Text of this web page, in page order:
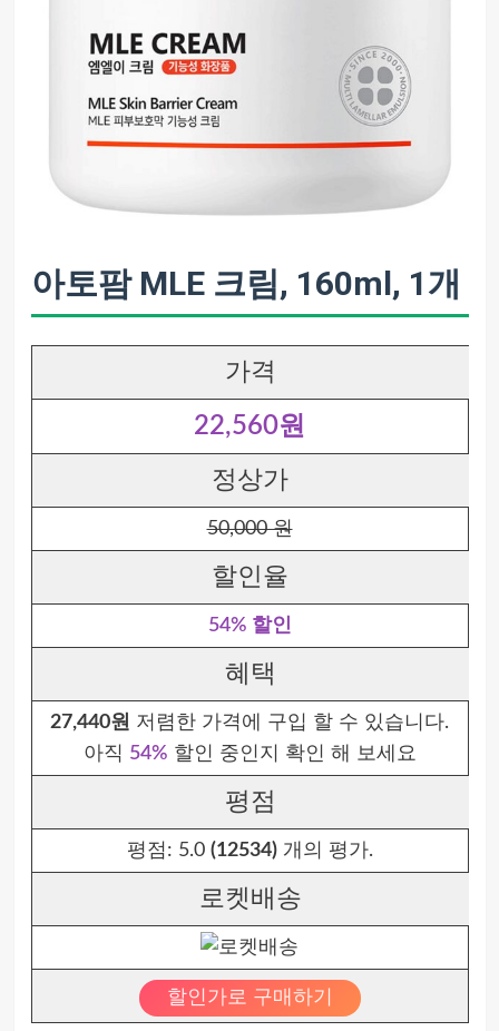
아토팜 MLE 크림, 160ml, 1개
가격
22,560원
정상가
50,000 원
할인율
54% 할인
혜택
27,440원 저렴한 가격에 구입 할 수 있습니다.
아직 54% 할인 중인지 확인 해 보세요
평점
평점: 5.0 (12534)개의 평가.
로켓배송
할인가로 구매하기